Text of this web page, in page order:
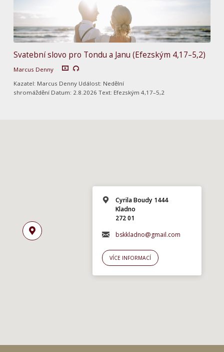
Svatební slovo pro Tondu a Janu (Efezským 4,17–5,2)
Marcus Denny
Kazatel: Marcus Denny Událost: Nedělní
shromáždění Datum: 2.8.2026 Text: Efezským 4,17–5,2
Cyrila Boudy 1444
Kladno
272 01
bskkladno@gmail.com
VÍCE INFORMACÍ